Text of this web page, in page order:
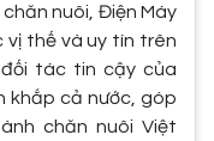
nuôi, Điện Máy
vị thế và uy tín trên
tác tin cậy của
khắp cả nước, góp
chăn nuôi Việt